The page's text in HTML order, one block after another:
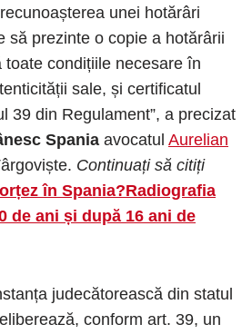
unei hotărâri
să prezinte o copie a hotărârii
condițiile necesare în
sale, și certificatul
39 din Regulament”, a precizat
Spania avocatul Aurelian
Continuați să citiți
în Spania?Radiografia
de ani și după 16 ani de
judecătorească din statul
conform art. 39, un